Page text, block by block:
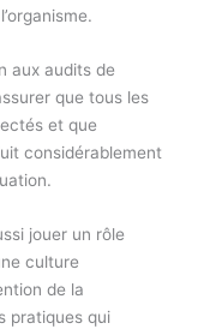
aux audits de
que tous les
et que
considérablement
jouer un rôle
culture
de la
pratiques qui